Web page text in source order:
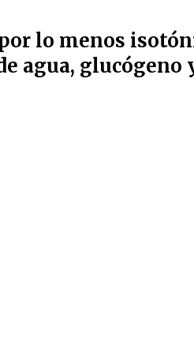
lo menos
agua, glucógeno